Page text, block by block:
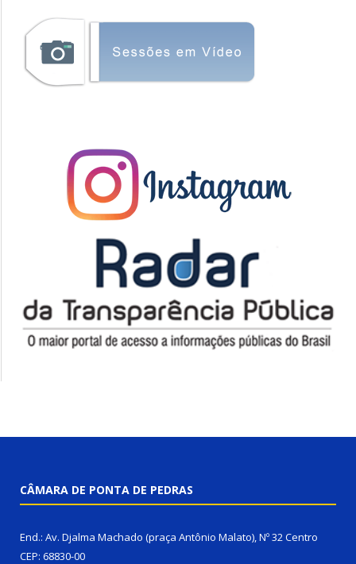
CÂMARA DE PONTA DE PEDRAS
End.: Av. Djalma Machado (praça Antônio Malato), Nº 32 Centro
CEP: 68830-00